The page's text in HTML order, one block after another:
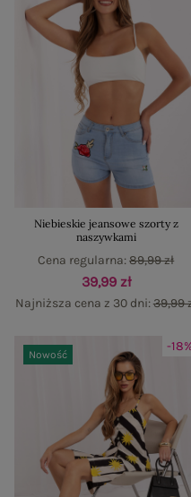
Niebieskie jeansowe szorty z
naszywkami
39,99 zł
Najniższa cena z 30 dni:39,99
Cena regularna:89,99 zł
Nowość
-